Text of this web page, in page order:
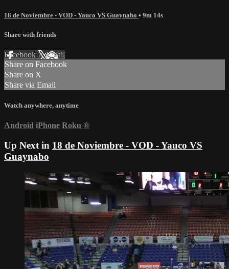
18 de Noviembre - VOD - Yauco VS Guaynabo • 9m 14s
Share with friends
Facebook XEmail
Share on Facebook
Share on X
Share via Email
Watch anywhere, anytime
Android iPhone Roku ®
Up Next in 18 de Noviembre - VOD - Yauco VS
Guaynabo